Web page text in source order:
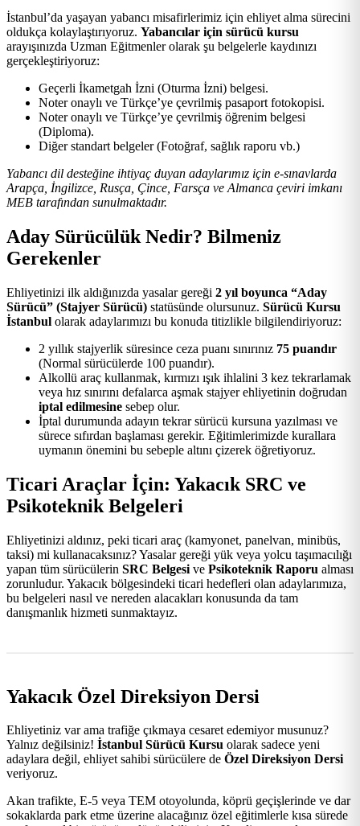
İstanbul’da yaşayan yabancı misafirlerimiz için ehliyet alma sürecini
oldukça kolaylaştırıyoruz. Yabancılar için sürücü kursu
arayışınızda Uzman Eğitmenler olarak şu belgelerle kaydınızı
gerçekleştiriyoruz:
Geçerli İkametgah İzni (Oturma İzni) belgesi.
Noter onaylı ve Türkçe’ye çevrilmiş pasaport fotokopisi.
Noter onaylı ve Türkçe’ye çevrilmiş öğrenim belgesi
(Diploma).
Diğer standart belgeler (Fotoğraf, sağlık raporu vb.)
Yabancı dil desteğine ihtiyaç duyan adaylarımız için e-sınavlarda
Arapça, İngilizce, Rusça, Çince, Farsça ve Almanca çeviri imkanı
MEB tarafından sunulmaktadır.
Aday Sürücülük Nedir? Bilmeniz
Gerekenler
Ehliyetinizi ilk aldığınızda yasalar gereği 2 yıl boyunca “Aday
Sürücü” (Stajyer Sürücü) statüsünde olursunuz. Sürücü Kursu
İstanbul olarak adaylarımızı bu konuda titizlikle bilgilendiriyoruz:
2 yıllık stajyerlik süresince ceza puanı sınırınız 75 puandır
(Normal sürücülerde 100 puandır).
Alkollü araç kullanmak, kırmızı ışık ihlalini 3 kez tekrarlamak
veya hız sınırını defalarca aşmak stajyer ehliyetinin doğrudan
iptal edilmesine sebep olur.
İptal durumunda adayın tekrar sürücü kursuna yazılması ve
sürece sıfırdan başlaması gerekir. Eğitimlerimizde kurallara
uymanın önemini bu sebeple altını çizerek öğretiyoruz.
Ticari Araçlar İçin: Yakacık SRC ve
Psikoteknik Belgeleri
Ehliyetinizi aldınız, peki ticari araç (kamyonet, panelvan, minibüs,
taksi) mi kullanacaksınız? Yasalar gereği yük veya yolcu taşımacılığı
yapan tüm sürücülerin SRC Belgesi ve Psikoteknik Raporu alması
zorunludur. Yakacık bölgesindeki ticari hedefleri olan adaylarımıza,
bu belgeleri nasıl ve nereden alacakları konusunda da tam
danışmanlık hizmeti sunmaktayız.
Yakacık Özel Direksiyon Dersi
Ehliyetiniz var ama trafiğe çıkmaya cesaret edemiyor musunuz?
Yalnız değilsiniz! İstanbul Sürücü Kursu olarak sadece yeni
adaylara değil, ehliyet sahibi sürücülere de Özel Direksiyon Dersi
veriyoruz.
Akan trafikte, E-5 veya TEM otoyolunda, köprü geçişlerinde ve dar
sokaklarda park etme üzerine alacağınız özel eğitimlerle kısa sürede